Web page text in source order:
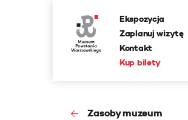
Ekspozycja
Zaplanuj wizytę
Kontakt
Kup bilety
Zasoby muzeum